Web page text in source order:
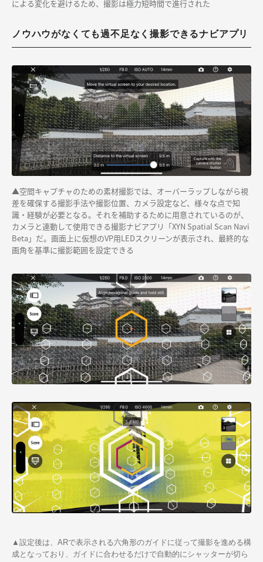
による変化を避けるため、撮影は極力短時間で進行された
ノウハウがなくても過不足なく撮影できるナビアプリ
▲空間キャプチャのための素材撮影では、オーバーラップしながら視
差を確保する撮影手法や撮影位置、カメラ設定など、様々な点で知
識・経験が必要となる。それを補助するために用意されているのが、
カメラと連動して使用できる撮影ナビアプリ「XYN Spatial Scan Navi
Beta」だ。画面上に仮想のVP用LEDスクリーンが表示され、最終的な
画角を基準に撮影範囲を設定できる
▲設定後は、ARで表示される六角形のガイドに従って撮影を進める構
成となっており、ガイドに合わせるだけで自動的にシャッターが切ら